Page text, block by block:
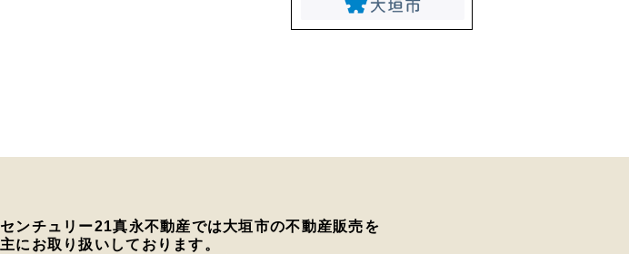
センチュリー21真永不動産では大垣市の不動産販売を
主にお取り扱いしております。